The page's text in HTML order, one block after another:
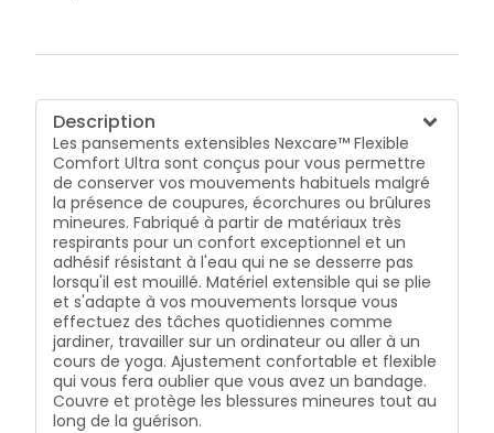
Description
Les pansements extensibles Nexcare™ Flexible
Comfort Ultra sont conçus pour vous permettre
de conserver vos mouvements habituels malgré
la présence de coupures, écorchures ou brûlures
mineures. Fabriqué à partir de matériaux très
respirants pour un confort exceptionnel et un
adhésif résistant à l'eau qui ne se desserre pas
lorsqu'il est mouillé. Matériel extensible qui se plie
et s'adapte à vos mouvements lorsque vous
effectuez des tâches quotidiennes comme
jardiner, travailler sur un ordinateur ou aller à un
cours de yoga. Ajustement confortable et flexible
qui vous fera oublier que vous avez un bandage.
Couvre et protège les blessures mineures tout au
long de la guérison.